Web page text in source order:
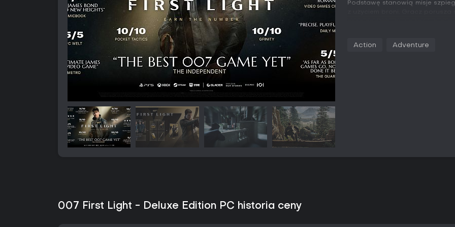
Podstawę stanowią misje
podejściem a bezpośrednią
stale kontrolować pozycję i
Dodatkowe opcje skupiają się
Action Adventure
007 First Light - Deluxe Edition PC historia ceny